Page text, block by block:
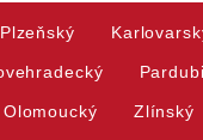
Plzeňský
Olomoucký Zlínský